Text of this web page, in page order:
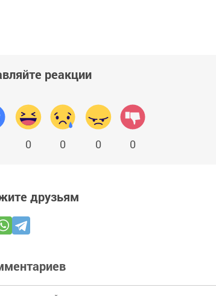
реакции
0 0 0 0
друзьям